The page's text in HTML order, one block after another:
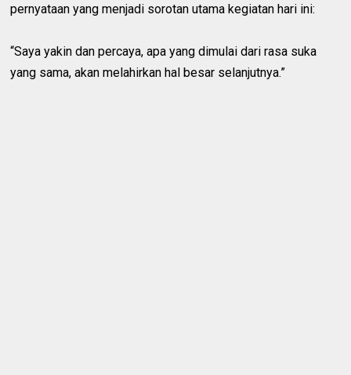
pernyataan yang menjadi sorotan utama kegiatan hari ini:
“Saya yakin dan percaya, apa yang dimulai dari rasa suka
yang sama, akan melahirkan hal besar selanjutnya.”